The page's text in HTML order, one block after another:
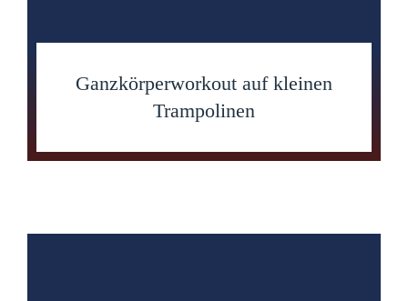
Ganzkörperworkout auf kleinen
Trampolinen